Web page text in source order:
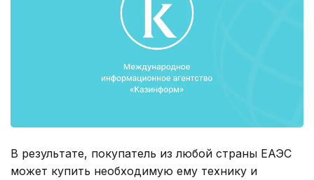
В результате, покупатель из любой страны ЕАЭС
может купить необходимую ему технику и